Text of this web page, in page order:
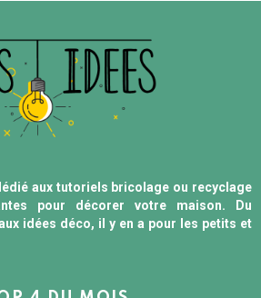
aux tutoriels bricolage ou recyclage
pour décorer votre maison. Du
idées déco, il y en a pour les petits et